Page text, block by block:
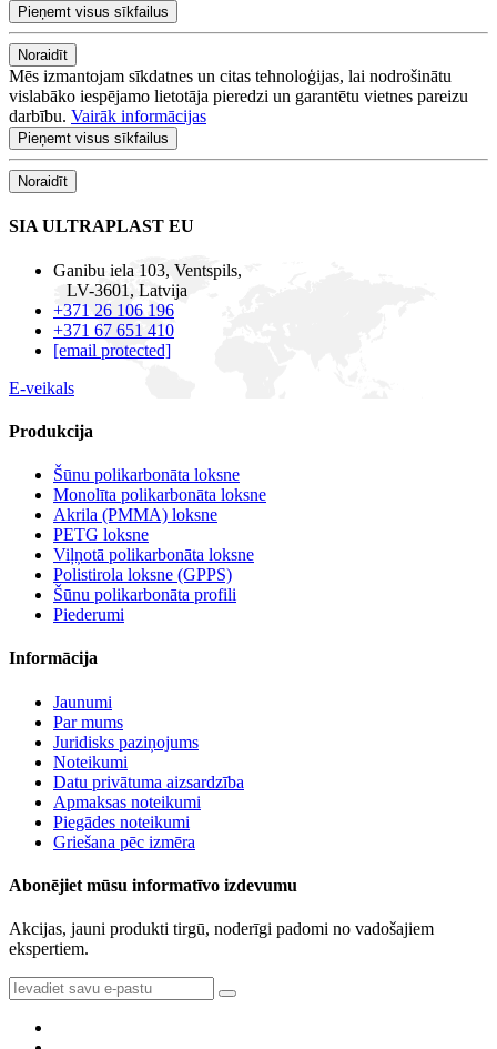
Pieņemt visus sīkfailus
Noraidīt
Mēs izmantojam sīkdatnes un citas tehnoloģijas, lai nodrošinātu
vislabāko iespējamo lietotāja pieredzi un garantētu vietnes pareizu
darbību. Vairāk informācijas
Pieņemt visus sīkfailus
Noraidīt
SIA ULTRAPLAST EU
Ganibu iela 103, Ventspils,
LV-3601, Latvija
+371 26 106 196
+371 67 651 410
[email protected]
E-veikals
Produkcija
Šūnu polikarbonāta loksne
Monolīta polikarbonāta loksne
Akrila (PMMA) loksne
PETG loksne
Viļņotā polikarbonāta loksne
Polistirola loksne (GPPS)
Šūnu polikarbonāta profili
Piederumi
Informācija
Jaunumi
Par mums
Juridisks paziņojums
Noteikumi
Datu privātuma aizsardzība
Apmaksas noteikumi
Piegādes noteikumi
Griešana pēc izmēra
Abonējiet mūsu informatīvo izdevumu
Akcijas, jauni produkti tirgū, noderīgi padomi no vadošajiem
ekspertiem.